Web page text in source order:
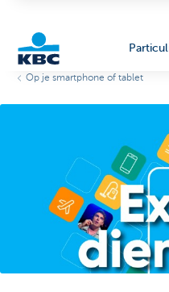
Op je smartphone of tablet